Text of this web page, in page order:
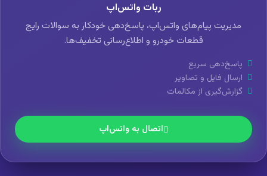
ربات واتس‌اپ
مدیریت پیام‌های واتس‌اپ، پاسخ‌دهی خودکار به سوالات رایج
قطعات خودرو و اطلاع‌رسانی تخفیف‌ها.
پاسخ‌دهی سریع
ارسال فایل و تصاویر
گزارش‌گیری از مکالمات
اتصال به واتس‌اپ